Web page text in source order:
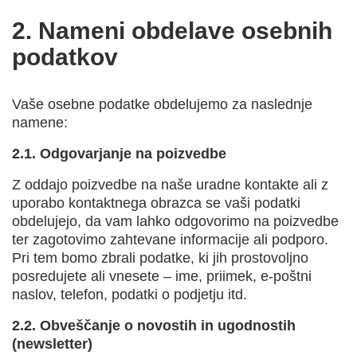
2. Nameni obdelave osebnih
podatkov
Vaše osebne podatke obdelujemo za naslednje
namene:
2.1. Odgovarjanje na poizvedbe
Z oddajo poizvedbe na naše uradne kontakte ali z
uporabo kontaktnega obrazca se vaši podatki
obdelujejo, da vam lahko odgovorimo na poizvedbe
ter zagotovimo zahtevane informacije ali podporo.
Pri tem bomo zbrali podatke, ki jih prostovoljno
posredujete ali vnesete – ime, priimek, e-poštni
naslov, telefon, podatki o podjetju itd.
2.2. Obveščanje o novostih in ugodnostih
(newsletter)